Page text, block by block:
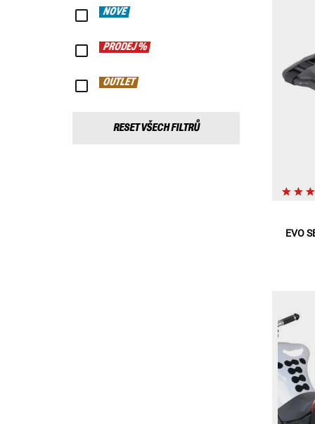
NOVÉ
PRODEJ %
OUTLET
RESET VŠECH FILTRŮ
EVO